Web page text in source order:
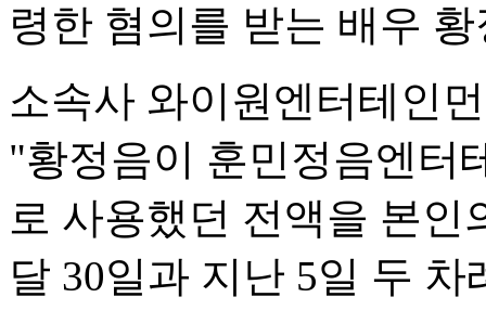
령한 혐의를 받는 배우
소속사 와이원엔터테인
"황정음이 훈민정음엔터
로 사용했던 전액을 본인
달 30일과 지난 5일 두